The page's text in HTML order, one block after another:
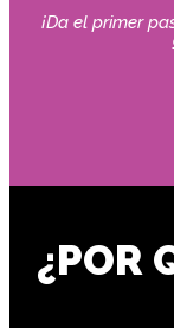
¡Da el primer
¿POR